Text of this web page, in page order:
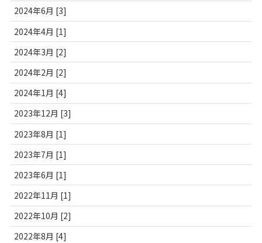
2024年6月 [3]
2024年4月 [1]
2024年3月 [2]
2024年2月 [2]
2024年1月 [4]
2023年12月 [3]
2023年8月 [1]
2023年7月 [1]
2023年6月 [1]
2022年11月 [1]
2022年10月 [2]
2022年8月 [4]